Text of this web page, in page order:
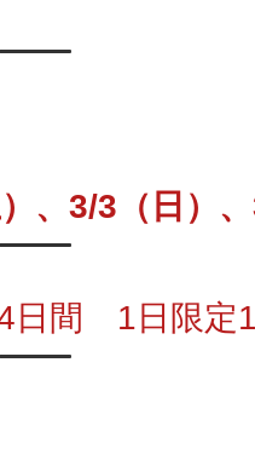
、3/3（日）、
限定15